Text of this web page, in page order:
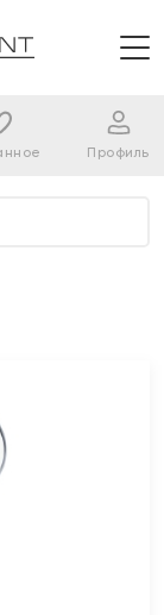
Профиль